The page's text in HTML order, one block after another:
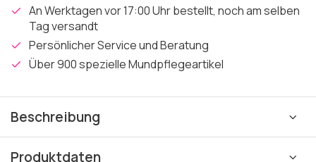
An Werktagen vor 17:00 Uhr bestellt, noch am selben
Tag versandt
Persönlicher Service und Beratung
Über 900 spezielle Mundpflegeartikel
Beschreibung
Produktdaten